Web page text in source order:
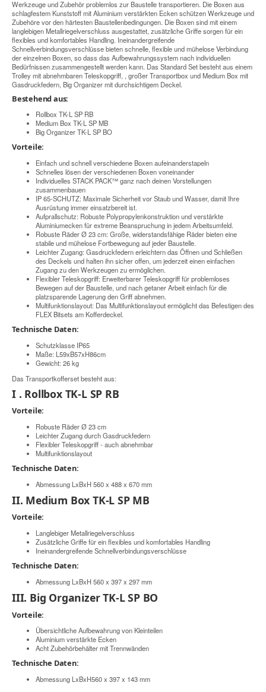
Werkzeuge und Zubehör problemlos zur Baustelle transportieren. Die Boxen aus
schlagfestem Kunststoff mit Aluminium verstärkten Ecken schützen Werkzeuge und
Zubehöre vor den härtesten Baustellenbedingungen. Die Boxen sind mit einem
langlebigen Metallriegelverschluss ausgestattet, zusätzliche Griffe sorgen für ein
flexibles und komfortables Handling. Ineinandergreifende
Schnellverbindungsverschlüsse bieten schnelle, flexible und mühelose Verbindung
der einzelnen Boxen, so dass das Aufbewahrungssystem nach individuellen
Bedürfnissen zusammengestellt werden kann. Das Standard Set besteht aus einem
Trolley mit abnehmbaren Teleskopgriff, , großer Transportbox und Medium Box mit
Gasdruckfedern, Big Organizer mit durchsichtigem Deckel.
Bestehend aus:
Rollbox TK-L SP RB
Medium Box TK-L SP MB
Big Organizer TK-L SP BO
Vorteile:
Einfach und schnell verschiedene Boxen aufeinanderstapeln
Schnelles lösen der verschiedenen Boxen voneinander
Individuelles STACK PACK™ ganz nach deinen Vorstellungen
zusammenbauen
IP 65-SCHUTZ: Maximale Sicherheit vor Staub und Wasser, damit Ihre
Ausrüstung immer einsatzbereit ist.
Aufprallschutz: Robuste Polypropylenkonstruktion und verstärkte
Aluminiumecken für extreme Beanspruchung in jedem Arbeitsumfeld.
Robuste Räder Ø 23 cm: Große, widerstandsfähige Räder bieten eine
stabile und mühelose Fortbewegung auf jeder Baustelle.
Leichter Zugang: Gasdruckfedern erleichtern das Öffnen und Schließen
des Deckels und halten ihn sicher offen, um jederzeit einen einfachen
Zugang zu den Werkzeugen zu ermöglichen.
Flexibler Teleskopgriff: Erweiterbarer Teleskopgriff für problemloses
Bewegen auf der Baustelle, und nach getaner Arbeit einfach für die
platzsparende Lagerung den Griff abnehmen.
Multifunktionslayout: Das Multifunktionslayout ermöglicht das Befestigen des
FLEX Bitsets am Kofferdeckel.
Technische Daten:
Schutzklasse IP65
Maße: L59xB57xH86cm
Gewicht: 26 kg
Das Transportkofferset besteht aus:
I . Rollbox TK-L SP RB
Vorteile:
Robuste Räder Ø 23 cm
Leichter Zugang durch Gasdruckfedern
Flexibler Teleskopgriff - auch abnehmbar
Multifunktionslayout
Technische Daten:
Abmessung LxBxH 560 x 488 x 670 mm
II. Medium Box TK-L SP MB
Vorteile:
Langlebiger Metallriegelverschluss
Zusätzliche Griffe für ein flexibles und komfortables Handling
Ineinandergreifende Schnellverbindungsverschlüsse
Technische Daten:
Abmessung LxBxH 560 x 397 x 297 mm
III. Big Organizer TK-L SP BO
Vorteile:
Übersichtliche Aufbewahrung von Kleinteilen
Aluminium verstärkte Ecken
Acht Zubehörbehälter mit Trennwänden
Technische Daten:
Abmessung LxBxH560 x 397 x 143 mm